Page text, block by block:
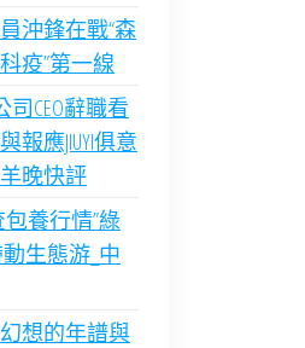
沖鋒在戰“森
疫”第一線
司CEO辭職看
報應JIUYI俱意
晚快評
養行情”綠
生態游_中
想的年譜與